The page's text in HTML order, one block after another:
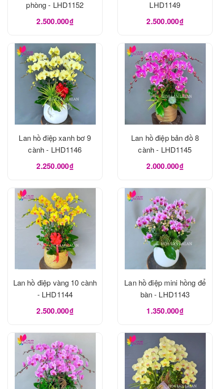
phòng - LHD1152
2.500.000₫
LHD1149
2.500.000₫
Lan hồ điệp xanh bơ 9
cành - LHD1146
2.250.000₫
Lan hồ điệp bản đồ 8
cành - LHD1145
2.000.000₫
Lan hồ điệp vàng 10 cành
- LHD1144
2.500.000₫
Lan hồ điệp mini hồng để
bàn - LHD1143
1.350.000₫